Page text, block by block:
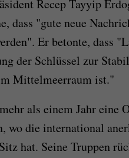
Recep Tayyip
dass "gute neue
Er betonte, dass
der Schlüssel zur
Mittelmeerraum ist."
als einem Jahr eine
wo die international
hat. Seine Truppen